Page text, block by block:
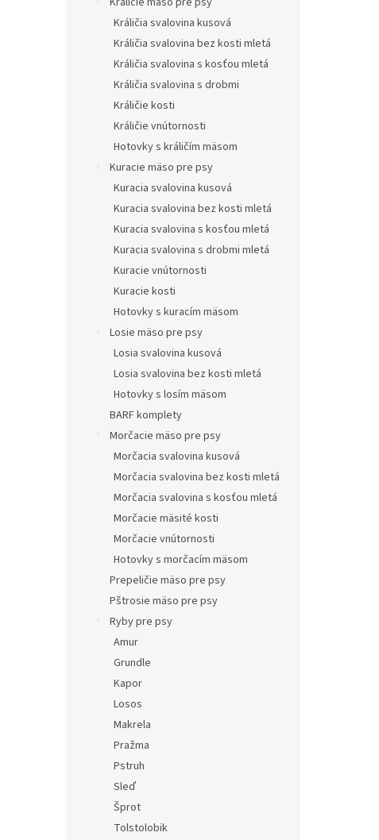
Králičia svalovina kusová
Králičia svalovina bez kosti mletá
Králičia svalovina s kosťou mletá
Králičia svalovina s drobmi
Králičie kosti
Králičie vnútornosti
Hotovky s králičím mäsom
Kuracie mäso pre psy
Kuracia svalovina kusová
Kuracia svalovina bez kosti mletá
Kuracia svalovina s kosťou mletá
Kuracia svalovina s drobmi mletá
Kuracie vnútornosti
Kuracie kosti
Hotovky s kuracím mäsom
Losie mäso pre psy
Losia svalovina kusová
Losia svalovina bez kosti mletá
Hotovky s losím mäsom
BARF komplety
Morčacie mäso pre psy
Morčacia svalovina kusová
Morčacia svalovina bez kosti mletá
Morčacia svalovina s kosťou mletá
Morčacie mäsité kosti
Morčacie vnútornosti
Hotovky s morčacím mäsom
Prepeličie mäso pre psy
Pštrosie mäso pre psy
Ryby pre psy
Amur
Grundle
Kapor
Losos
Makrela
Pražma
Pstruh
Sleď
Šprot
Tolstolobik